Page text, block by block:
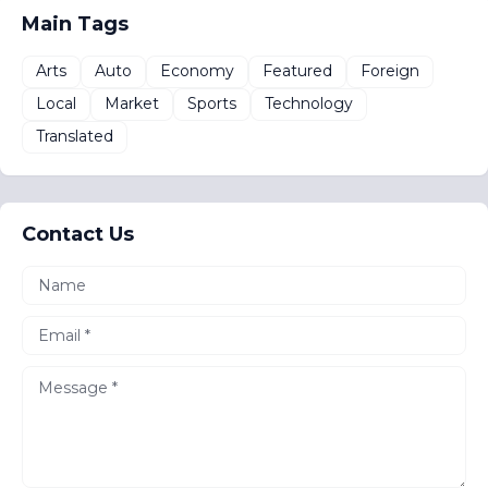
Main Tags
Arts Auto Economy Featured
Foreign
Local
Market Sports
Technology
Translated
Contact Us